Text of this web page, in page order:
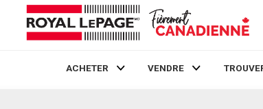
ACHETER VENDRE